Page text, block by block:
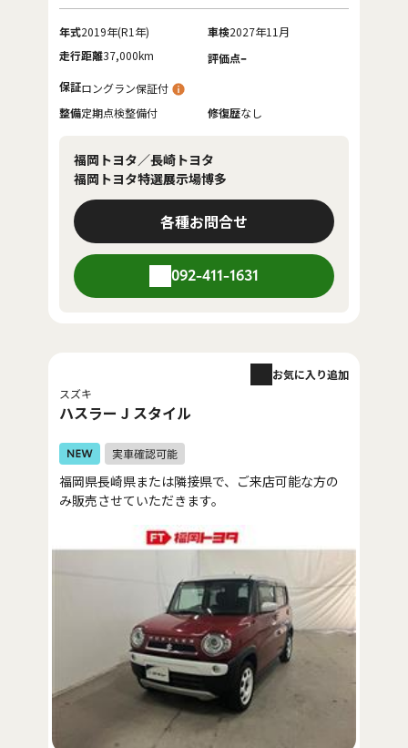
年式2019年(R1年) 車検2027年11月
走行距離37,000km 評価点-
保証ロングラン保証付
整備定期点検整備付 修復歴なし
福岡トヨタ／長崎トヨタ
福岡トヨタ特選展示場博多
各種お問合せ
092-411-1631
スズキ
ハスラー J スタイル
お気に入り追加
福岡県長崎県または隣接県で、ご来店可能な方の
み販売させていただきます。